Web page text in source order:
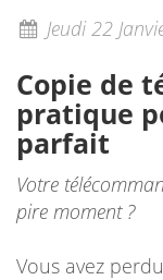
Jeudi 22
Copie de
pratique
parfait
Votre
pire moment ?
Vous avez